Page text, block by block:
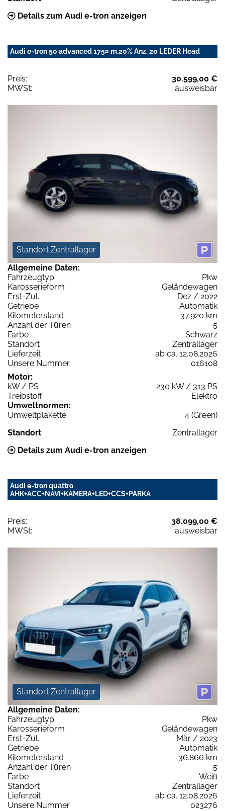
Details zum Audi e-tron anzeigen
Audi e-tron 50 advanced 175¤ m.20% Anz. 20 LEDER Head
Preis:
30.599,00 €
MWSt:
ausweisbar
Standort Zentrallager
Allgemeine Daten:
Fahrzeugtyp
Pkw
Karosserieform
Geländewagen
Erst-Zul.
Dez / 2022
Getriebe
Automatik
Kilometerstand
37.920 km
Anzahl der Türen
5
Farbe
Schwarz
Standort
Zentrallager
Lieferzeit
ab ca. 12.08.2026
Unsere Nummer
016108
Motor:
kW / PS
230 kW / 313 PS
Treibstoff
Elektro
Umweltnormen:
Umweltplakette
4 (Green)
Standort
Zentrallager
Details zum Audi e-tron anzeigen
Audi e-tron quattro
AHK+ACC+NAVI+KAMERA+LED+CCS+PARKA
Preis:
38.099,00 €
MWSt:
ausweisbar
Standort Zentrallager
Allgemeine Daten:
Fahrzeugtyp
Pkw
Karosserieform
Geländewagen
Erst-Zul.
Mär / 2023
Getriebe
Automatik
Kilometerstand
36.866 km
Anzahl der Türen
5
Farbe
Weiß
Standort
Zentrallager
Lieferzeit
ab ca. 12.08.2026
Unsere Nummer
023276